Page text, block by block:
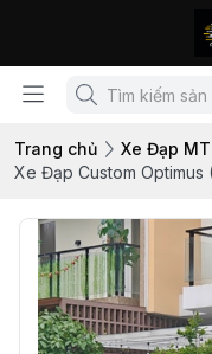
Trang chủ
Xe Đạp
Xe Đạp Custom Optimus